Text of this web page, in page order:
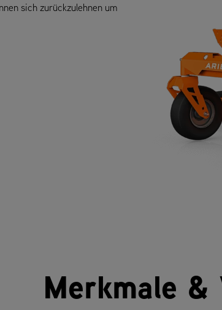
sich zurückzulehnen um
Merkmale